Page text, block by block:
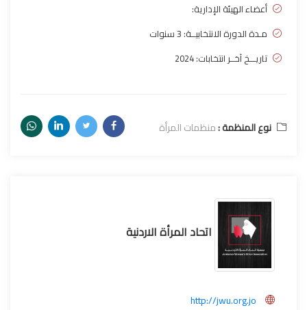
أعضاء الهيئة الإدارية:
مـدة الدورة الانتخابيــة: 3 سنوات
تاريـــخ آخــر انتخابات: 2024
نوع المنظمة :منظمات المرأة
اتحاد المرأة الاردنية
http://jwu.org.jo